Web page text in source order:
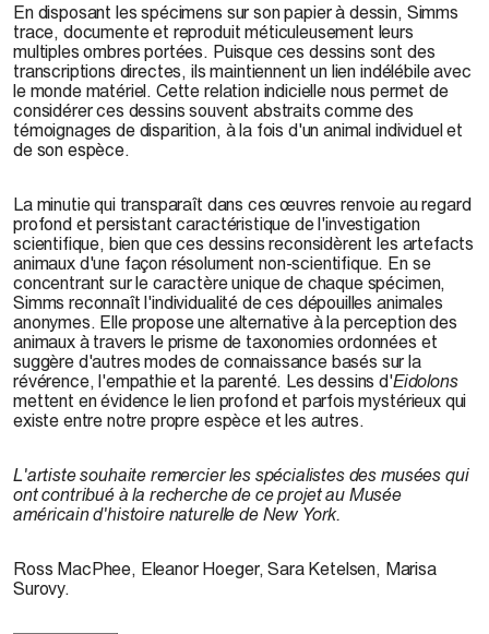
En disposant les spécimens sur son papier à dessin, Simms
trace, documente et reproduit méticuleusement leurs
multiples ombres portées. Puisque ces dessins sont des
transcriptions directes, ils maintiennent un lien indélébile avec
le monde matériel. Cette relation indicielle nous permet de
considérer ces dessins souvent abstraits comme des
témoignages de disparition, à la fois d'un animal individuel et
de son espèce.
La minutie qui transparaît dans ces œuvres renvoie au regard
profond et persistant caractéristique de l'investigation
scientifique, bien que ces dessins reconsidèrent les artefacts
animaux d'une façon résolument non-scientifique. En se
concentrant sur le caractère unique de chaque spécimen,
Simms reconnaît l'individualité de ces dépouilles animales
anonymes. Elle propose une alternative à la perception des
animaux à travers le prisme de taxonomies ordonnées et
suggère d'autres modes de connaissance basés sur la
révérence, l'empathie et la parenté. Les dessins d'Eidolons
mettent en évidence le lien profond et parfois mystérieux qui
existe entre notre propre espèce et les autres.
L'artiste souhaite remercier les spécialistes des musées qui
ont contribué à la recherche de ce projet au Musée
américain d'histoire naturelle de New York.
Ross MacPhee, Eleanor Hoeger, Sara Ketelsen, Marisa
Surovy.